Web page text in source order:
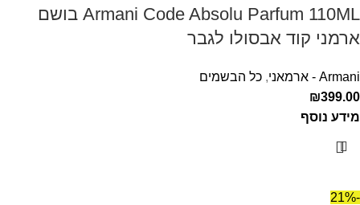
Armani Code Absolu Parfum 110ML בושם
ארמני קוד אבסולו לגבר
Armani - ארמאני , כל הבשמים
₪399.00
מידע נוסף
-21%